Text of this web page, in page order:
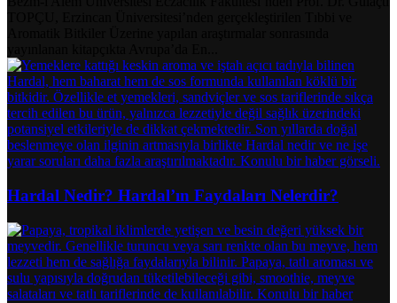
Hardal Nedir? Hardal’ın Faydaları Nelerdir?